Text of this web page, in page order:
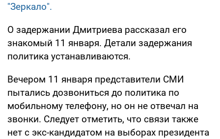
"Зеркало".
О задержании Дмитриева рассказал его
знакомый 11 января. Детали задержания
политика устанавливаются.
Вечером 11 января представители СМИ
пытались дозвониться до политика по
мобильному телефону, но он не отвечал на
звонки. Следует отметить, что связи также
нет с экс-кандидатом на выборах президента